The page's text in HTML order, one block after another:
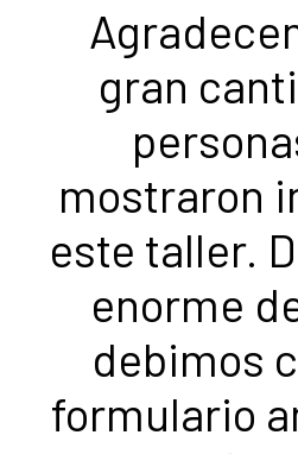
gran
mostraron
este taller.
enorme
debimos
formulario